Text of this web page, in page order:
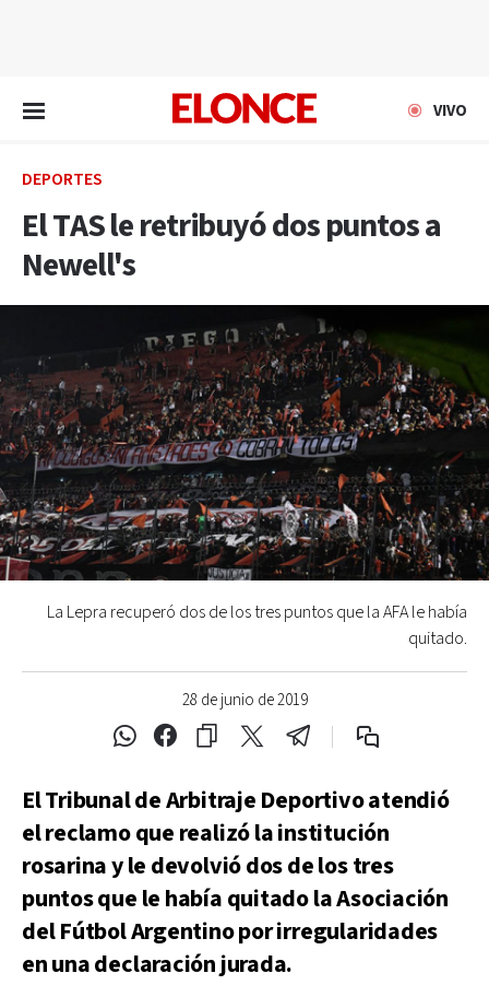
VIVO
DEPORTES
El TAS le retribuyó dos puntos a
Newell's
28 de junio de 2019
La Lepra recuperó dos de los tres puntos que la AFA le había
quitado.
El Tribunal de Arbitraje Deportivo atendió
el reclamo que realizó la institución
rosarina y le devolvió dos de los tres
puntos que le había quitado la Asociación
del Fútbol Argentino por irregularidades
en una declaración jurada.